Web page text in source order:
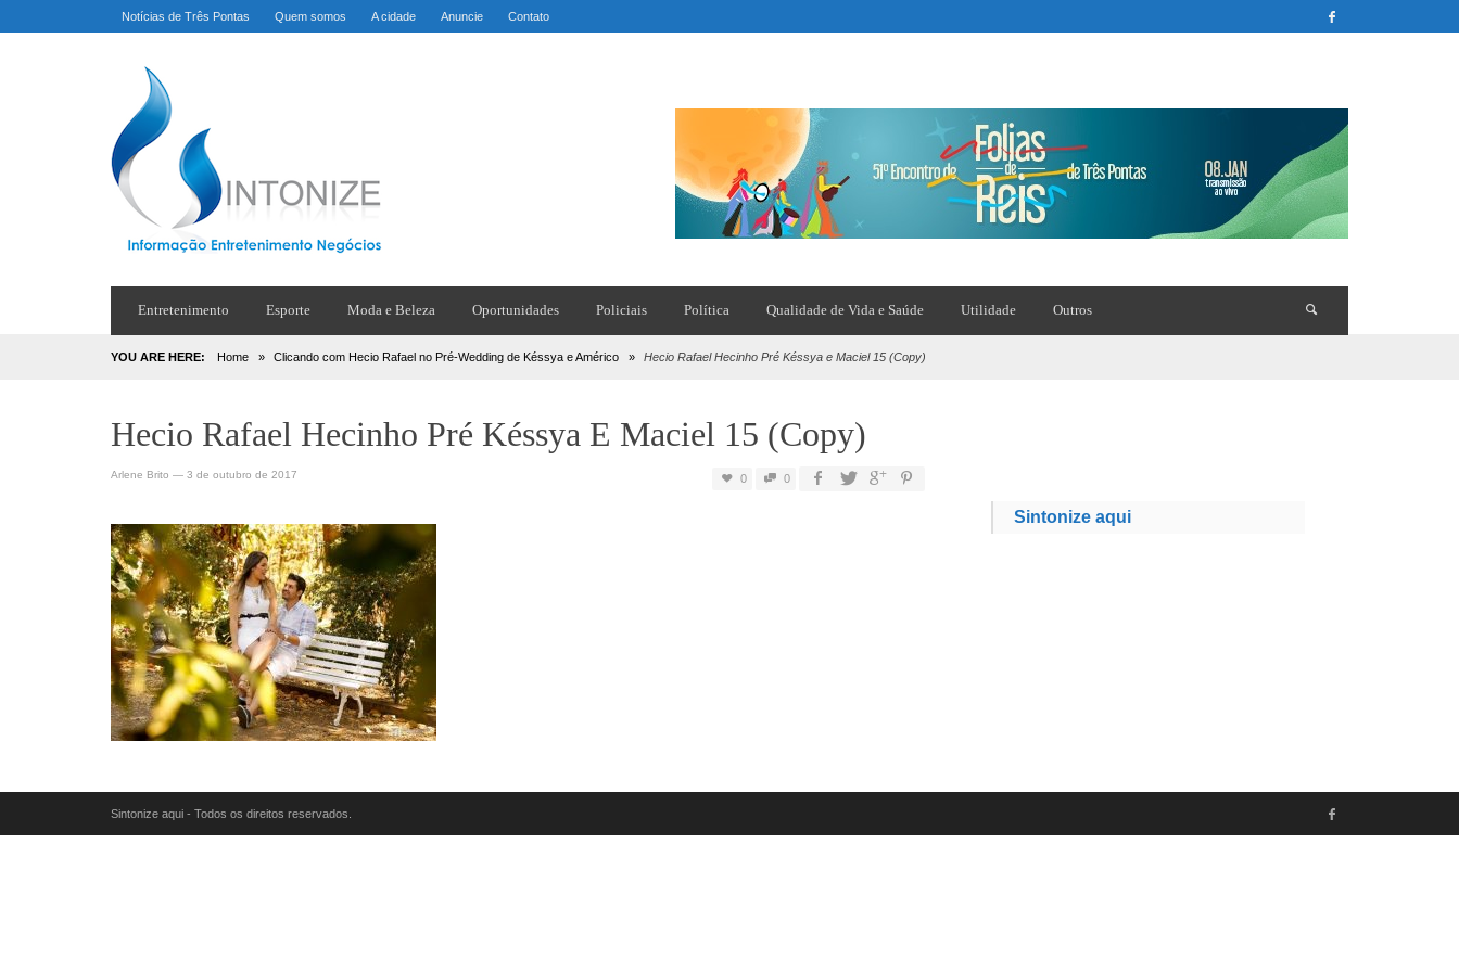
Notícias de Três Pontas Quem somos A cidade Anuncie Contato
Entretenimento Esporte Moda e Beleza Oportunidades Policiais Política Qualidade de Vida e Saúde Utilidade Outros
YOU ARE HERE: Home » Clicando com Hecio Rafael no Pré-Wedding de Késsya e Américo » Hecio Rafael Hecinho Pré Késsya e Maciel 15 (Copy)
Hecio Rafael Hecinho Pré Késsya E Maciel 15 (Copy)
Arlene Brito — 3 de outubro de 2017 0 0
Sintonize aqui
Sintonize aqui - Todos os direitos reservados.